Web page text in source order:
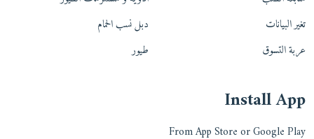
تغير البيانات
عربة التسوق
دبل نسب الحمام
طيور
Install App
From App Store or Google Play